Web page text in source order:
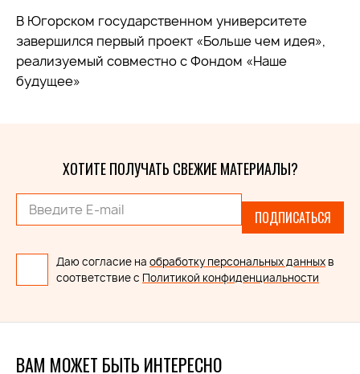
В Югорском государственном университете
завершился первый проект «Больше чем идея»,
реализуемый совместно с Фондом «Наше
будущее»
ХОТИТЕ ПОЛУЧАТЬ СВЕЖИЕ МАТЕРИАЛЫ?
ПОДПИСАТЬСЯ
Даю согласие на обработку персональных данных в
соответствие с Политикой конфиденциальности
ВАМ МОЖЕТ БЫТЬ ИНТЕРЕСНО